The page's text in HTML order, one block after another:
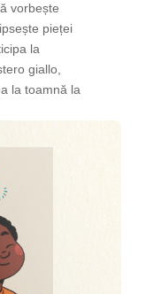
vorbește
pieței
la
giallo,
la toamnă la